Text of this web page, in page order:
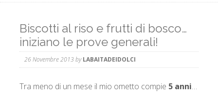
Biscotti al riso e frutti di bosco…
iniziano le prove generali!
26 Novembre 2013byLABAITADEIDOLCI
Tra meno di un mese il mio ometto compie 5 anni…